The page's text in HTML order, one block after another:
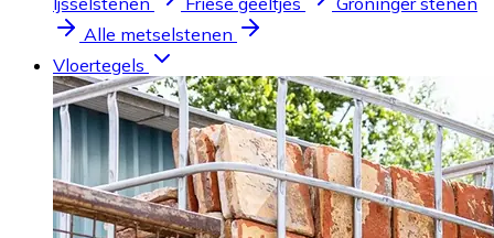
Alle metselstenen
Vloertegels